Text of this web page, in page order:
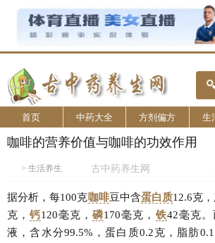
首页 中药大全 方剂偏方 生
咖啡的营养价值与咖啡的功效作用
> 生活养生 古中药养生网
据分析，每100克咖啡豆中含蛋白质12.6克
克，钙120毫克，磷170毫克， 铁42毫克。
液，含水分99.5%，蛋白质0.2克，脂肪